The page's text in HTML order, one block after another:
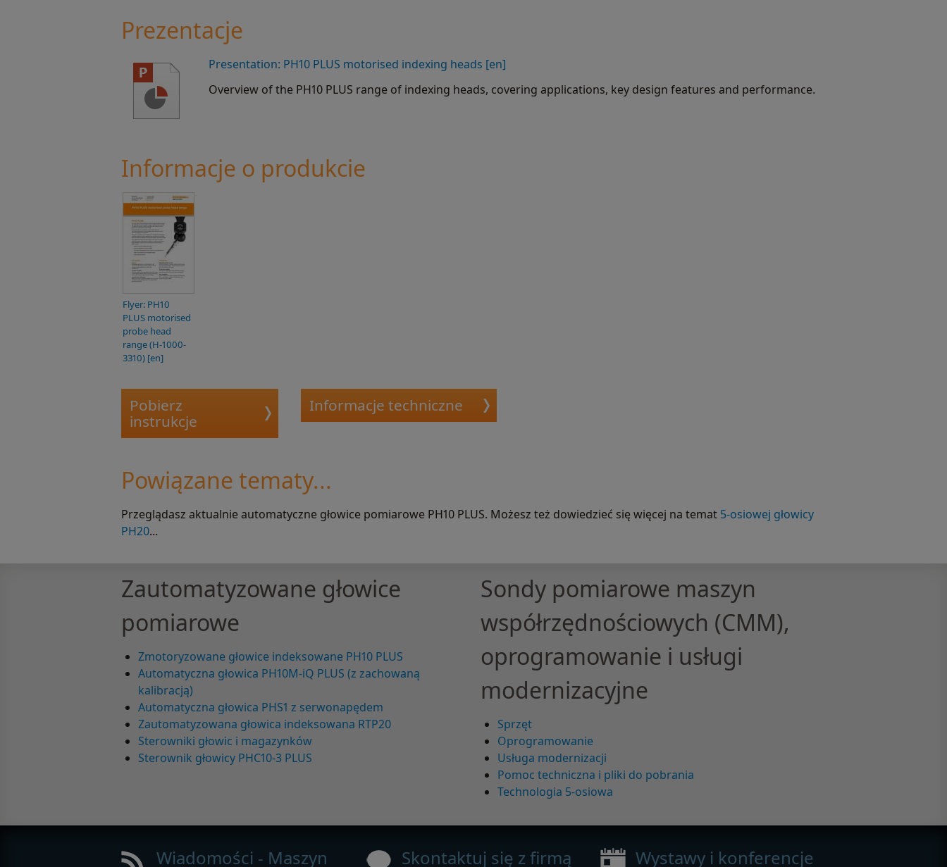
Prezentacje
Presentation: PH10 PLUS motorised indexing heads [en]
Overview of the PH10 PLUS range of indexing heads, covering applications, key design features and performance.
Informacje o produkcie
Flyer: PH10
PLUS motorised
probe head
range (H-1000-
3310) [en]
Pobierz
instrukcje
Informacje techniczne
Powiązane tematy...
Przeglądasz aktualnie automatyczne głowice pomiarowe PH10 PLUS. Możesz też dowiedzieć się więcej na temat 5-osiowej głowicy
PH20...
Zautomatyzowane głowice
pomiarowe
Zmotoryzowane głowice indeksowane PH10 PLUS
Automatyczna głowica PH10M-iQ PLUS (z zachowaną
kalibracją)
Automatyczna głowica PHS1 z serwonapędem
Zautomatyzowana głowica indeksowana RTP20
Sterowniki głowic i magazynków
Sterownik głowicy PHC10-3 PLUS
Sondy pomiarowe maszyn
współrzędnościowych (CMM),
oprogramowanie i usługi
modernizacyjne
Sprzęt
Oprogramowanie
Usługa modernizacji
Pomoc techniczna i pliki do pobrania
Technologia 5-osiowa
Wiadomości - Maszyn
Skontaktuj się z firmą
Wystawy i konferencje